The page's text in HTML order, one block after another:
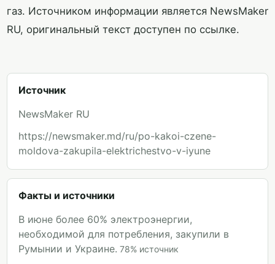
газ. Источником информации является NewsMaker
RU, оригинальный текст доступен по ссылке.
Источник
NewsMaker RU
https://newsmaker.md/ru/po-kakoi-czene-
moldova-zakupila-elektrichestvo-v-iyune
Факты и источники
В июне более 60% электроэнергии,
необходимой для потребления, закупили в
Румынии и Украине. 78% источник